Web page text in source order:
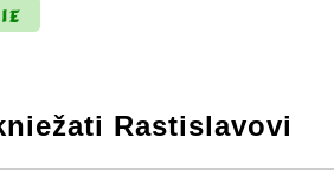
Rastislavovi